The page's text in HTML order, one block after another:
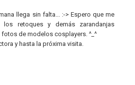
llega sin falta... :-> Espero que me
retoques y demás zarandanjas
de modelos cosplayers. ^_^
y hasta la próxima visita.